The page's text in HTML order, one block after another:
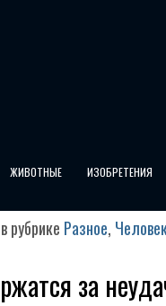
ЖИВОТНЫЕ ИЗОБРЕТЕНИЯ
рубрике Разное,
за